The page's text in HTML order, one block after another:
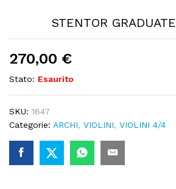
STENTOR
270,00 €
Stato: Esaurito
SKU: 1647
Categorie: ARCHI, VIOLINI, VIOLINI 4/4